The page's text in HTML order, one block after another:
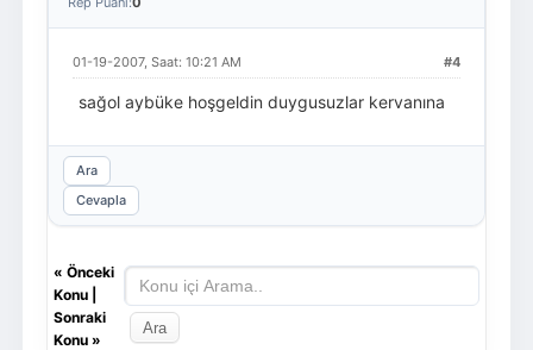
#4
01-19-2007, Saat: 10:21 AM
sağol aybüke hoşgeldin duygusuzlar kervanına
Ara
Cevapla
« Önceki
Konu|
Sonraki
Konu»